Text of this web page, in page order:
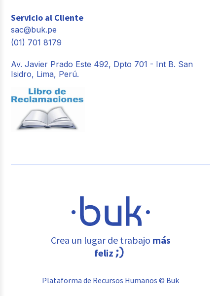
Servicio al Cliente
sac@buk.pe
(01) 701 8179
Av. Javier Prado Este 492, Dpto 701 - Int B. San
Isidro, Lima, Perú.
Crea un lugar de trabajo más
feliz
Plataforma de Recursos Humanos © Buk